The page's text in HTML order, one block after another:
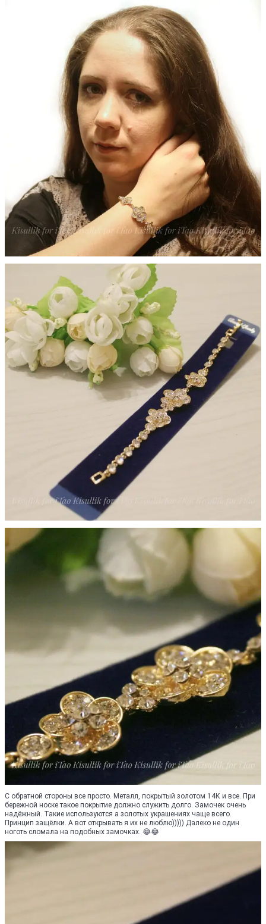
С обратной стороны все просто. Металл, покрытый золотом 14К и все. При
бережной носке такое покрытие должно служить долго. Замочек очень
надёжный. Такие используются а золотых украшениях чаще всего.
Принцип защёлки. А вот открывать я их не люблю))))) Далеко не один
ноготь сломала на подобных замочках. 😂😂